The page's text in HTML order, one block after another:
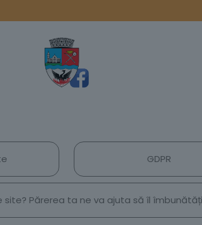
GDPR
site? Părerea ta ne va ajuta să îl